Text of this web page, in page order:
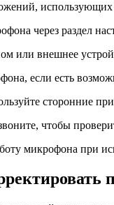
через раздел
внешнее
если есть
сторонние
чтобы
микрофона при